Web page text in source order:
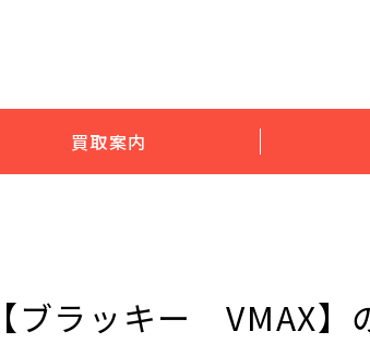
買取案内
【ブラッキー VMAX】